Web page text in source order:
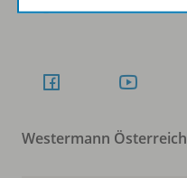
Westermann Österreich